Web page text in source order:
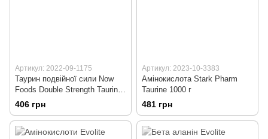
Артикул: 2022-09-1175
Таурин подвійної сили Now
Foods Double Strength Taurine
1000 мг 100 капсул
406 грн
Артикул: 2023-10-3383
Амінокислота Stark Pharm
Taurine 1000 г
481 грн